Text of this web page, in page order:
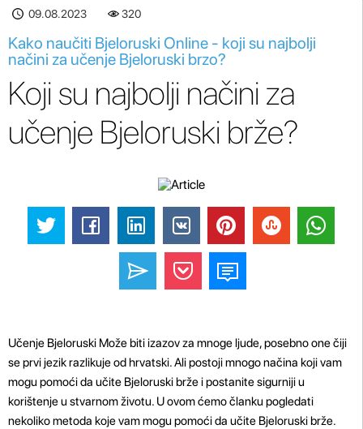
09.08.2023 320
Kako naučiti Bjeloruski Online - koji su najbolji
načini za učenje Bjeloruski brzo?
Koji su najbolji načini za
učenje Bjeloruski brže?
Učenje Bjeloruski Može biti izazov za mnoge ljude, posebno one čiji
se prvi jezik razlikuje od hrvatski. Ali postoji mnogo načina koji vam
mogu pomoći da učite Bjeloruski brže i postanite sigurniji u
korištenje u stvarnom životu. U ovom ćemo članku pogledati
nekoliko metoda koje vam mogu pomoći da učite Bjeloruski brže.